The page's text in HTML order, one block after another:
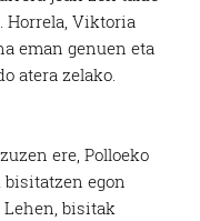
Horrela, Viktoria
eman genuen eta
atera zelako.
ere, Polloeko
egon
bisitak